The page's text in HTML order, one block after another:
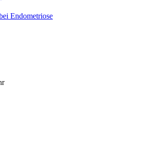
Endometriose